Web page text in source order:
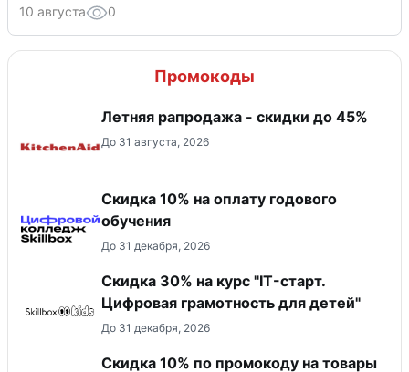
10 августа 0
Промокоды
Летняя рапродажа - скидки до 45%
До 31 августа, 2026
Скидка 10% на оплату годового
обучения
До 31 декабря, 2026
Скидка 30% на курс "IT-старт.
Цифровая грамотность для детей"
До 31 декабря, 2026
Скидка 10% по промокоду на товары